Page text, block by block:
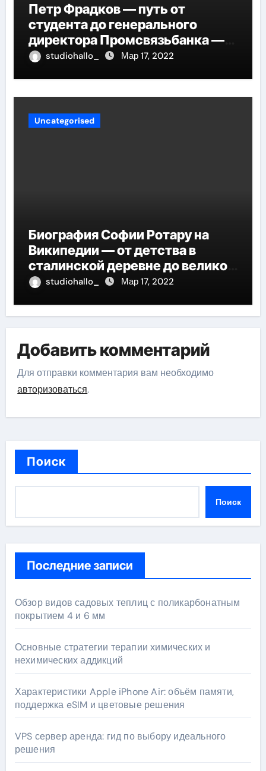
Петр Фрадков — путь от
студента до генерального
директора Промсвязьбанка —
биография и рост в банковской
studiohallo_ Мар 17, 2022
Uncategorised
Биография Софии Ротару на
Википедии — от детства в
сталинской деревне до великой
карьеры и яркой личной жизни
studiohallo_ Мар 17, 2022
Добавить комментарий
Для отправки комментария вам необходимо
авторизоваться.
Поиск
Поиск
Последние записи
Обзор видов садовых теплиц с поликарбонатным
покрытием 4 и 6 мм
Основные стратегии терапии химических и
нехимических аддикций
Характеристики Apple iPhone Air: объём памяти,
поддержка eSIM и цветовые решения
VPS сервер аренда: гид по выбору идеального
решения